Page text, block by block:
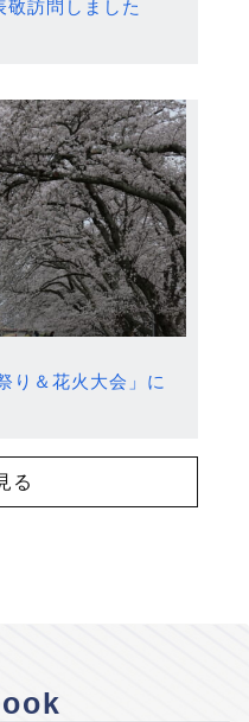
訪問しました
り＆花火大会」に
る